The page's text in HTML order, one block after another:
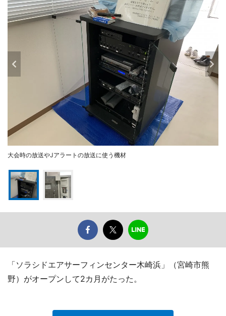
大会時の放送やJアラートの放送に使う機材
「ソラシドエアサーフィンセンター木崎浜」（宮崎市熊
野）がオープンして2カ月がたった。